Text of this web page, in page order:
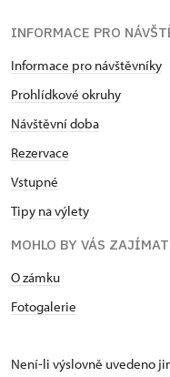
INFORMACE PRO
Informace pro návštěvníky
Prohlídkové okruhy
Návštěvní doba
Rezervace
Vstupné
Tipy na výlety
MOHLO BY VÁS ZAJÍMAT
O zámku
Fotogalerie
Není-li výslovně uvedeno